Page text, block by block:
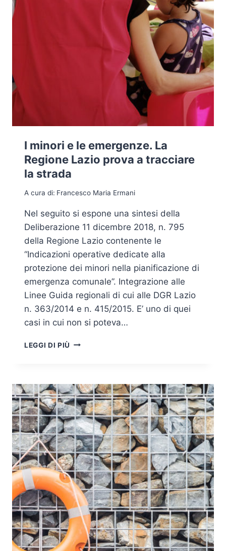
PUBBLICI
I minori e le emergenze. La
Regione Lazio prova a tracciare
la strada
A cura di: Francesco Maria Ermani
Nel seguito si espone una sintesi della
Deliberazione 11 dicembre 2018, n. 795
della Regione Lazio contenente le
“Indicazioni operative dedicate alla
protezione dei minori nella pianificazione di
emergenza comunale”. Integrazione alle
Linee Guida regionali di cui alle DGR Lazio
n. 363/2014 e n. 415/2015. E’ uno di quei
casi in cui non si poteva…
LEGGI DI PIÙ
EMERGENZE.
LA
REGIONE
LAZIO
PROVA
A
TRACCIARE
LA
STRADA